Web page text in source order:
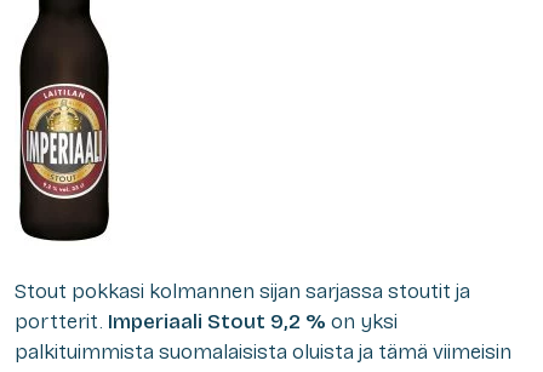
Stout pokkasi kolmannen sijan sarjassa stoutit ja
portterit. Imperiaali Stout 9,2 % on yksi
palkituimmista suomalaisista oluista ja tämä viimeisin